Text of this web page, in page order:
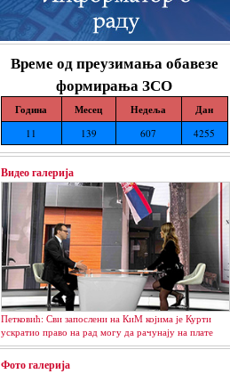
Време од преузимања обавезе
формирања ЗСО
Година Месец Недеља Дан
11 139 607 4255
Видео галерија
Петковић: Сви запослени на КиМ којима је Курти
ускратио право на рад могу да рачунају на плате
Фото галерија